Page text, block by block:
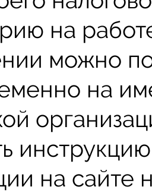
на
можно
на
на сайте